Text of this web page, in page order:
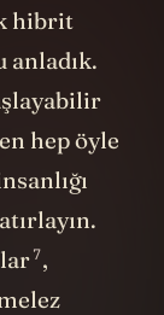
hibrit
anladık.
hep öyle
7,